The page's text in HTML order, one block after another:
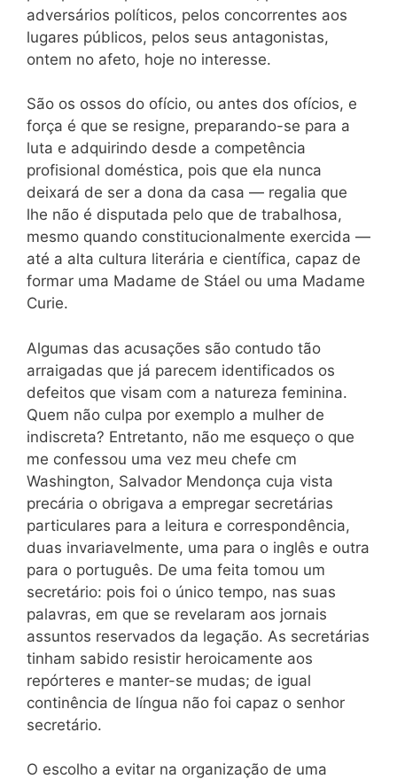
adversários políticos, pelos concorrentes aos
lugares públicos, pelos seus antagonistas,
ontem no afeto, hoje no interesse.
São os ossos do ofício, ou antes dos ofícios, e
força é que se resigne, preparando-se para a
luta e adquirindo desde a competência
profisional doméstica, pois que ela nunca
deixará de ser a dona da casa — regalia que
lhe não é disputada pelo que de trabalhosa,
mesmo quando constitucionalmente exercida —
até a alta cultura literária e científica, capaz de
formar uma Madame de Stáel ou uma Madame
Curie.
Algumas das acusações são contudo tão
arraigadas que já parecem identificados os
defeitos que visam com a natureza feminina.
Quem não culpa por exemplo a mulher de
indiscreta? Entretanto, não me esqueço o que
me confessou uma vez meu chefe cm
Washington, Salvador Mendonça cuja vista
precária o obrigava a empregar secretárias
particulares para a leitura e correspondência,
duas invariavelmente, uma para o inglês e outra
para o português. De uma feita tomou um
secretário: pois foi o único tempo, nas suas
palavras, em que se revelaram aos jornais
assuntos reservados da legação. As secretárias
tinham sabido resistir heroicamente aos
repórteres e manter-se mudas; de igual
continência de língua não foi capaz o senhor
secretário.
O escolho a evitar na organização de uma